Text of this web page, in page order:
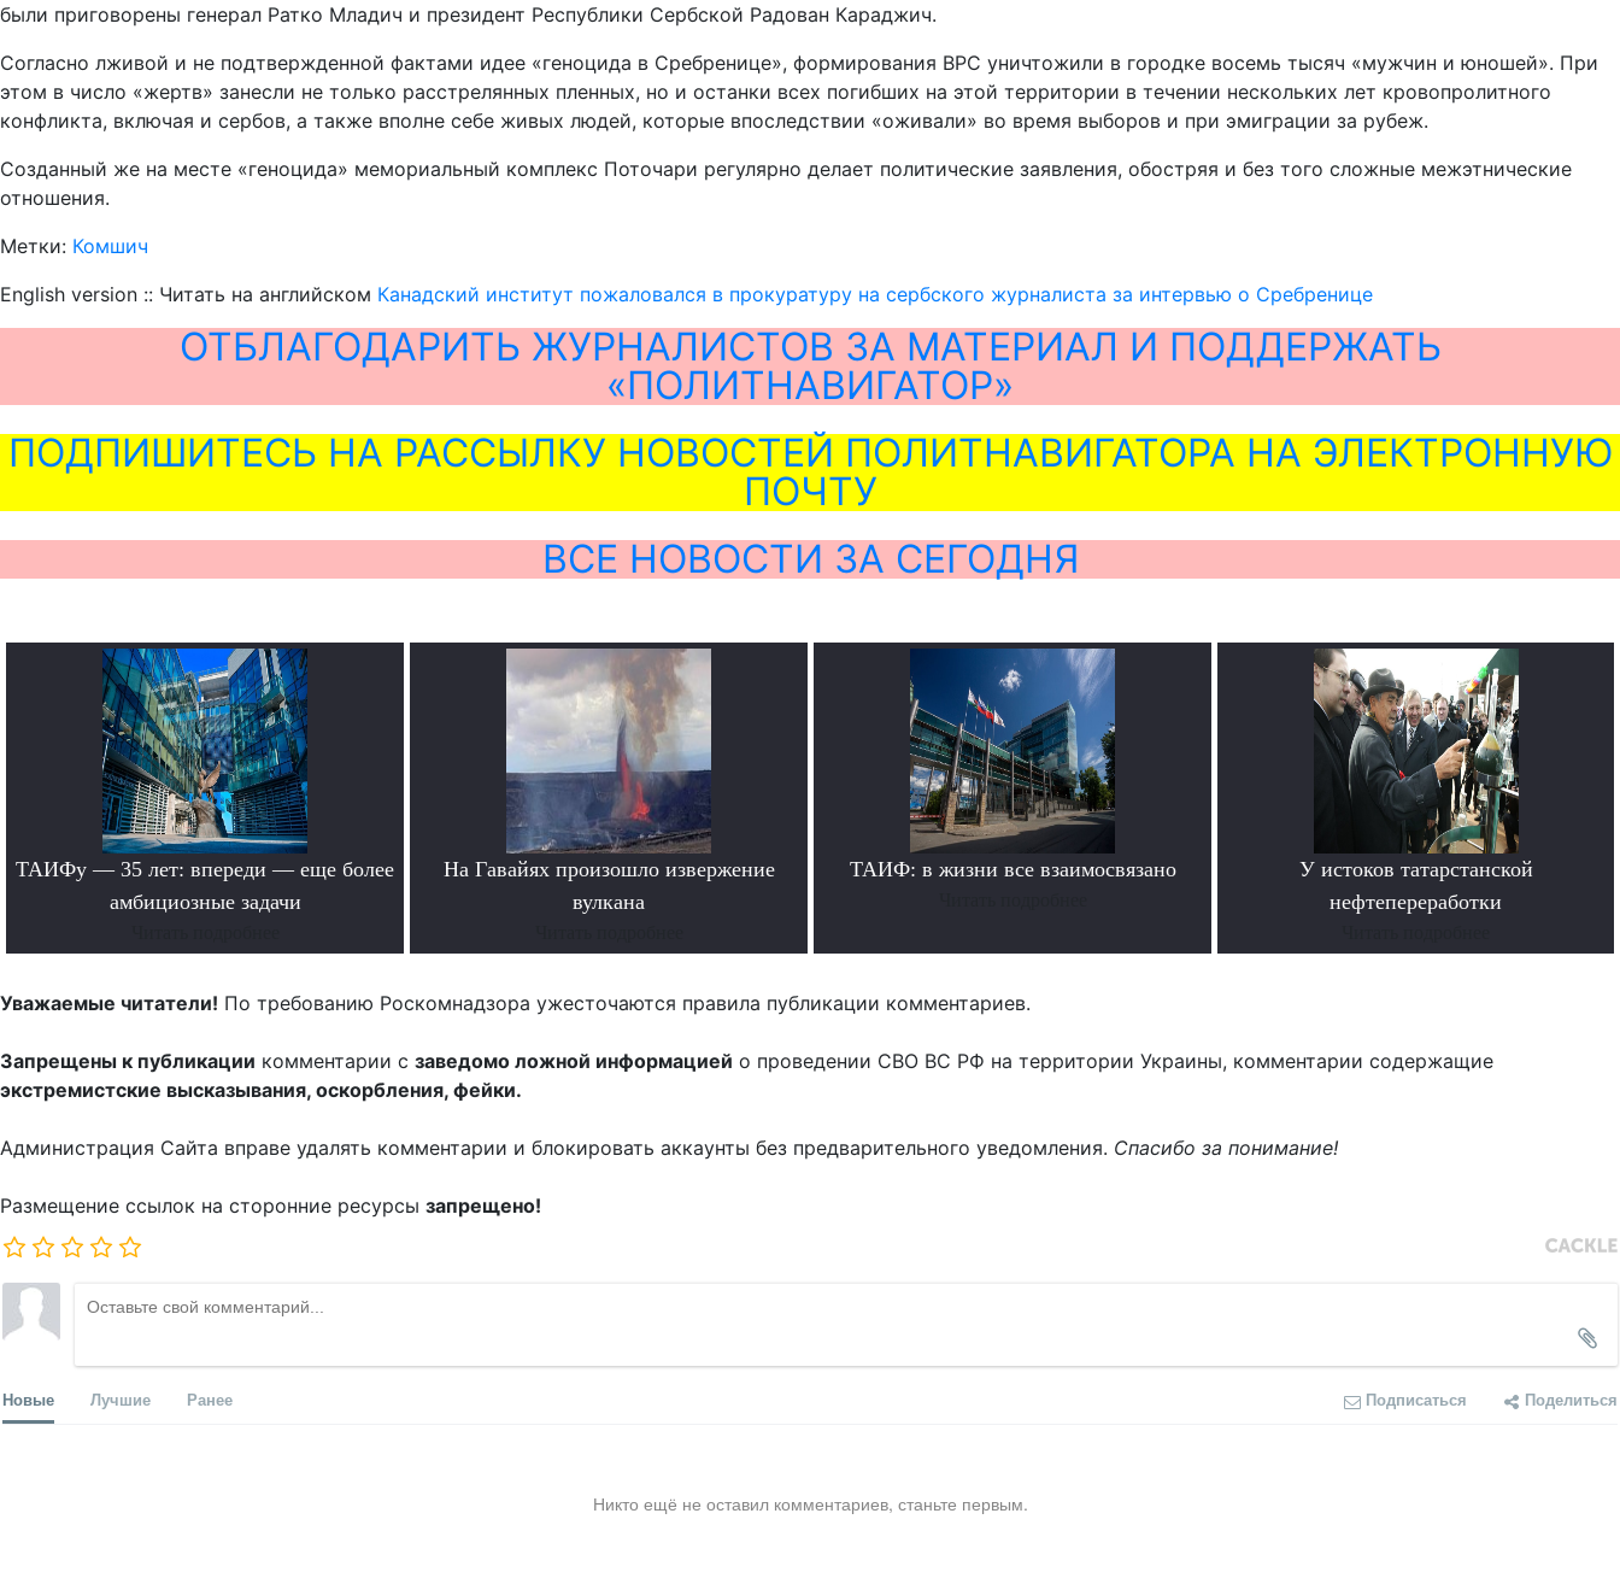
были приговорены генерал Ратко Младич и президент Республики Сербской Радован Караджич.
Согласно лживой и не подтвержденной фактами идее «геноцида в Сребренице», формирования ВРС уничтожили в городке восемь тысяч «мужчин и юношей». При
этом в число «жертв» занесли не только расстрелянных пленных, но и останки всех погибших на этой территории в течении нескольких лет кровопролитного
конфликта, включая и сербов, а также вполне себе живых людей, которые впоследствии «оживали» во время выборов и при эмиграции за рубеж.
Созданный же на месте «геноцида» мемориальный комплекс Поточари регулярно делает политические заявления, обостряя и без того сложные межэтнические
отношения.
Метки: Комшич
English version :: Читать на английском Канадский институт пожаловался в прокуратуру на сербского журналиста за интервью о Сребренице
ОТБЛАГОДАРИТЬ ЖУРНАЛИСТОВ ЗА МАТЕРИАЛ И ПОДДЕРЖАТЬ
«ПОЛИТНАВИГАТОР»
ПОДПИШИТЕСЬ НА РАССЫЛКУ НОВОСТЕЙ ПОЛИТНАВИГАТОРА НА ЭЛЕКТРОННУЮ
ПОЧТУ
ВСЕ НОВОСТИ ЗА СЕГОДНЯ
ТАИФу — 35 лет: впереди — еще более
амбициозные задачи
На Гавайях произошло извержение
вулкана
ТАИФ: в жизни все взаимосвязано
У истоков татарстанской
нефтепереработки
Уважаемые читатели! По требованию Роскомнадзора ужесточаются правила публикации комментариев.
Запрещены к публикации комментарии с заведомо ложной информацией о проведении СВО ВС РФ на территории Украины, комментарии содержащие
экстремистские высказывания, оскорбления, фейки.
Администрация Сайта вправе удалять комментарии и блокировать аккаунты без предварительного уведомления. Спасибо за понимание!
Размещение ссылок на сторонние ресурсы запрещено!
Новые Лучшие Ранее Подписаться Поделиться
Никто ещё не оставил комментариев, станьте первым.